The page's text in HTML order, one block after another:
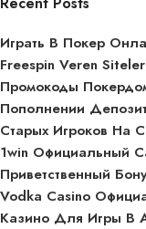
Играть В Покер
Freespin Veren Siteler
Промокоды
Пополнении
Старых Игроков На
1win Официальный
Приветственный
Vodka Casino
Казино Для Игры В